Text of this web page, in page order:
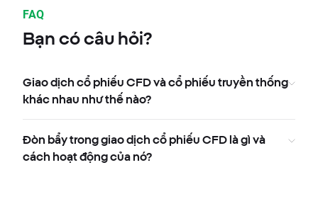
FAQ
Bạn có câu hỏi?
Giao dịch cổ phiếu CFD và cổ phiếu truyền thống
khác nhau như thế nào?
Đòn bẩy trong giao dịch cổ phiếu CFD là gì và
cách hoạt động của nó?